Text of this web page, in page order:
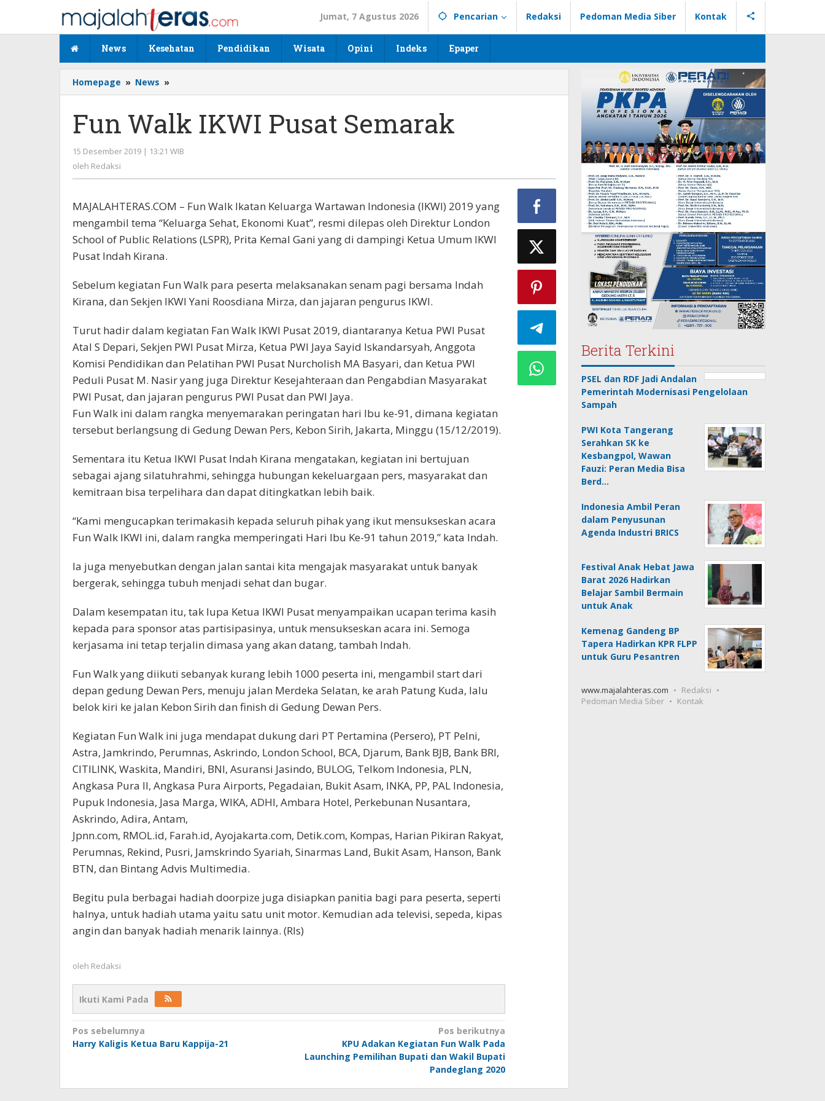
konten
Jumat, 7 Agustus 2026 Pencarian Redaksi Pedoman Media Siber Kontak
News Kesehatan Pendidikan Wisata Opini Indeks Epaper
Homepage » News »
Walk
Pusat
Semarak
Fun Walk IKWI Pusat Semarak
15 Desember 2019 | 13:21 WIB
oleh Redaksi
MAJALAHTERAS.COM – Fun Walk Ikatan Keluarga Wartawan Indonesia (IKWI) 2019 yang
mengambil tema “Keluarga Sehat, Ekonomi Kuat”, resmi dilepas oleh Direktur London
School of Public Relations (LSPR), Prita Kemal Gani yang di dampingi Ketua Umum IKWI
Pusat Indah Kirana.
Sebelum kegiatan Fun Walk para peserta melaksanakan senam pagi bersama Indah
Kirana, dan Sekjen IKWI Yani Roosdiana Mirza, dan jajaran pengurus IKWI.
Turut hadir dalam kegiatan Fan Walk IKWI Pusat 2019, diantaranya Ketua PWI Pusat
Atal S Depari, Sekjen PWI Pusat Mirza, Ketua PWI Jaya Sayid Iskandarsyah, Anggota
Komisi Pendidikan dan Pelatihan PWI Pusat Nurcholish MA Basyari, dan Ketua PWI
Peduli Pusat M. Nasir yang juga Direktur Kesejahteraan dan Pengabdian Masyarakat
PWI Pusat, dan jajaran pengurus PWI Pusat dan PWI Jaya.
Fun Walk ini dalam rangka menyemarakan peringatan hari Ibu ke-91, dimana kegiatan
tersebut berlangsung di Gedung Dewan Pers, Kebon Sirih, Jakarta, Minggu (15/12/2019).
Sementara itu Ketua IKWI Pusat Indah Kirana mengatakan, kegiatan ini bertujuan
sebagai ajang silatuhrahmi, sehingga hubungan kekeluargaan pers, masyarakat dan
kemitraan bisa terpelihara dan dapat ditingkatkan lebih baik.
“Kami mengucapkan terimakasih kepada seluruh pihak yang ikut mensukseskan acara
Fun Walk IKWI ini, dalam rangka memperingati Hari Ibu Ke-91 tahun 2019,” kata Indah.
Ia juga menyebutkan dengan jalan santai kita mengajak masyarakat untuk banyak
bergerak, sehingga tubuh menjadi sehat dan bugar.
Dalam kesempatan itu, tak lupa Ketua IKWI Pusat menyampaikan ucapan terima kasih
kepada para sponsor atas partisipasinya, untuk mensukseskan acara ini. Semoga
kerjasama ini tetap terjalin dimasa yang akan datang, tambah Indah.
Fun Walk yang diikuti sebanyak kurang lebih 1000 peserta ini, mengambil start dari
depan gedung Dewan Pers, menuju jalan Merdeka Selatan, ke arah Patung Kuda, lalu
belok kiri ke jalan Kebon Sirih dan finish di Gedung Dewan Pers.
Kegiatan Fun Walk ini juga mendapat dukung dari PT Pertamina (Persero), PT Pelni,
Astra, Jamkrindo, Perumnas, Askrindo, London School, BCA, Djarum, Bank BJB, Bank BRI,
CITILINK, Waskita, Mandiri, BNI, Asuransi Jasindo, BULOG, Telkom Indonesia, PLN,
Angkasa Pura II, Angkasa Pura Airports, Pegadaian, Bukit Asam, INKA, PP, PAL Indonesia,
Pupuk Indonesia, Jasa Marga, WIKA, ADHI, Ambara Hotel, Perkebunan Nusantara,
Askrindo, Adira, Antam,
Jpnn.com, RMOL.id, Farah.id, Ayojakarta.com, Detik.com, Kompas, Harian Pikiran Rakyat,
Perumnas, Rekind, Pusri, Jamskrindo Syariah, Sinarmas Land, Bukit Asam, Hanson, Bank
BTN, dan Bintang Advis Multimedia.
Begitu pula berbagai hadiah doorpize juga disiapkan panitia bagi para peserta, seperti
halnya, untuk hadiah utama yaitu satu unit motor. Kemudian ada televisi, sepeda, kipas
angin dan banyak hadiah menarik lainnya. (Rls)
oleh Redaksi
Ikuti Kami Pada
Navigasi
pos
Pos sebelumnya
Harry Kaligis Ketua Baru Kappija-21
Pos berikutnya
KPU Adakan Kegiatan Fun Walk Pada
Launching Pemilihan Bupati dan Wakil Bupati
Pandeglang 2020
Berita Terkini
PSEL dan RDF Jadi Andalan
Pemerintah Modernisasi Pengelolaan
Sampah
PWI Kota Tangerang
Serahkan SK ke
Kesbangpol, Wawan
Fauzi: Peran Media Bisa
Berd…
Indonesia Ambil Peran
dalam Penyusunan
Agenda Industri BRICS
Festival Anak Hebat Jawa
Barat 2026 Hadirkan
Belajar Sambil Bermain
untuk Anak
Kemenag Gandeng BP
Tapera Hadirkan KPR FLPP
untuk Guru Pesantren
www.majalahteras.com
Redaksi
Pedoman Media Siber
Kontak